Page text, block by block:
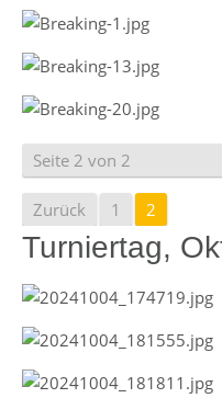
Seite 2 von 2
Zurück 1 2
Turniertag,